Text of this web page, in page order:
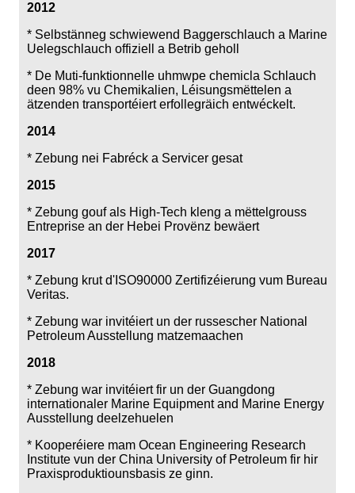
2012
* Selbstänneg schwiewend Baggerschlauch a Marine
Uelegschlauch offiziell a Betrib geholl
* De Muti-funktionnelle uhmwpe chemicla Schlauch
deen 98% vu Chemikalien, Léisungsmëttelen a
ätzenden transportéiert erfollegräich entwéckelt.
2014
* Zebung nei Fabréck a Servicer gesat
2015
* Zebung gouf als High-Tech kleng a mëttelgrouss
Entreprise an der Hebei Provënz bewäert
2017
* Zebung krut d'ISO90000 Zertifizéierung vum Bureau
Veritas.
* Zebung war invitéiert un der russescher National
Petroleum Ausstellung matzemaachen
2018
* Zebung war invitéiert fir un der Guangdong
internationaler Marine Equipment and Marine Energy
Ausstellung deelzehuelen
* Kooperéiere mam Ocean Engineering Research
Institute vun der China University of Petroleum fir hir
Praxisproduktiounsbasis ze ginn.